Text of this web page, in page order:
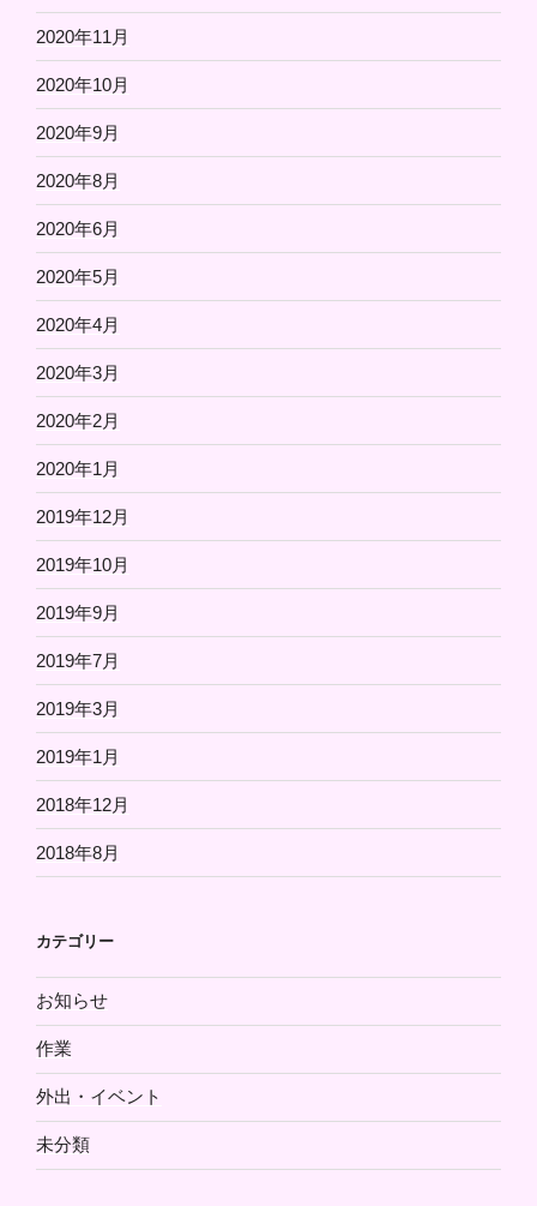
2020年11月
2020年10月
2020年9月
2020年8月
2020年6月
2020年5月
2020年4月
2020年3月
2020年2月
2020年1月
2019年12月
2019年10月
2019年9月
2019年7月
2019年3月
2019年1月
2018年12月
2018年8月
カテゴリー
お知らせ
作業
外出・イベント
未分類